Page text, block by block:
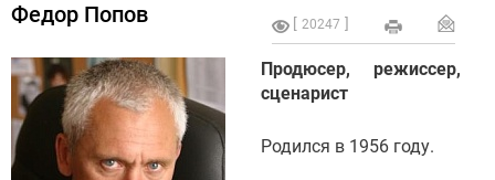
20247
Федор Попов
Продюсер, режиссер,
сценарист
Родился в 1956 году.